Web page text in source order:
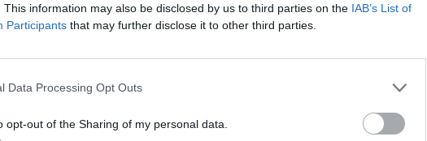
This information may also be disclosed by us to third parties on the IAB’s List of
Participants that may further disclose it to other third parties.
Data Processing Opt Outs
opt-out of the Sharing of my personal data.
Τοποθεσία: